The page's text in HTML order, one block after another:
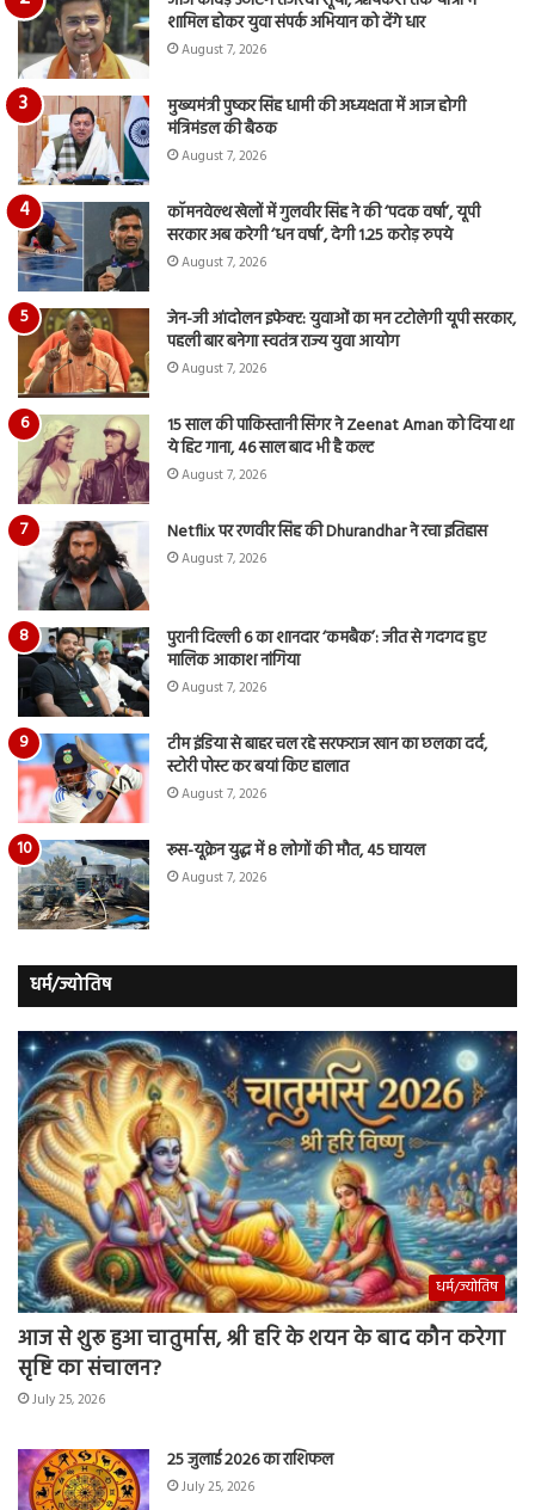
शामिल होकर युवा संपर्क अभियान को देंगे धार
August 7, 2026
मुख्यमंत्री पुष्कर सिंह धामी की अध्यक्षता में आज होगी
मंत्रिमंडल की बैठक
August 7, 2026
कॉमनवेल्थ खेलों में गुलवीर सिंह ने की ‘पदक वर्षा’, यूपी
सरकार अब करेगी ‘धन वर्षा’, देगी 1.25 करोड़ रुपये
August 7, 2026
जेन-जी आंदोलन इफेक्ट: युवाओं का मन टटोलेगी यूपी सरकार,
पहली बार बनेगा स्वतंत्र राज्य युवा आयोग
August 7, 2026
15 साल की पाकिस्तानी सिंगर ने Zeenat Aman को दिया था
ये हिट गाना, 46 साल बाद भी है कल्ट
August 7, 2026
Netflix पर रणवीर सिंह की Dhurandhar ने रचा इतिहास
August 7, 2026
पुरानी दिल्ली 6 का शानदार ‘कमबैक’: जीत से गदगद हुए
मालिक आकाश नांगिया
August 7, 2026
टीम इंडिया से बाहर चल रहे सरफराज खान का छलका दर्द,
स्टोरी पोस्ट कर बयां किए हालात
August 7, 2026
रूस-यूक्रेन युद्ध में 8 लोगों की मौत, 45 घायल
August 7, 2026
धर्म/ज्योतिष
धर्म/ज्योतिष
आज से शुरू हुआ चातुर्मास, श्री हरि के शयन के बाद कौन करेगा
सृष्टि का संचालन?
July 25, 2026
25 जुलाई 2026 का राशिफल
July 25, 2026